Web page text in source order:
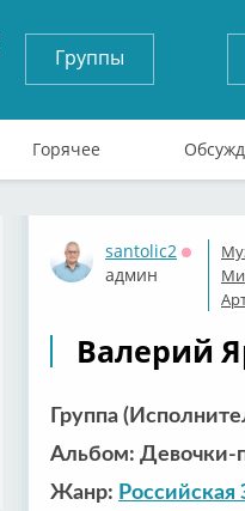
Группы
Горячее
santolic2
админ
Валерий
Группа
Альбом: Девочки-
Жанр: Российская